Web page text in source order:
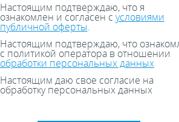
Настоящим подтверждаю, что я
ознакомлен и согласен с условиями
публичной оферты.
Настоящим подтверждаю, что
с политикой оператора в отношении
обработки персональных данных
Настоящим даю свое согласие на
обработку персональных данных